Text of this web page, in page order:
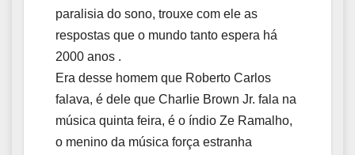
paralisia do sono, trouxe com ele as
respostas que o mundo tanto espera há
2000 anos .
Era desse homem que Roberto Carlos
falava, é dele que Charlie Brown Jr. fala na
música quinta feira, é o índio Ze Ramalho,
o menino da música força estranha